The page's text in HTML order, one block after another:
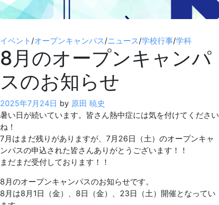
イベント /オープンキャンパス /ニュース /学校行事/学科
8月のオープンキャンパ
スのお知らせ
2025年7月24日 by 原田 暁史
暑い日が続いています。皆さん熱中症には気を付けてください
ね！
7月はまだ残りがありますが、7月26日（土）のオープンキャ
ンパスの申込された皆さんありがとうございます！！
まだまだ受付しております！！
8月のオープンキャンパスのお知らせです。
8月は8月1日（金）、8日（金）、23日（土）開催となってい